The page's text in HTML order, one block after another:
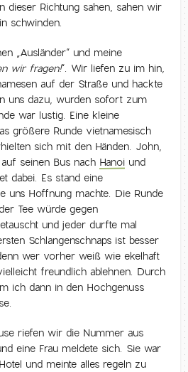
dieser Richtung sahen, sahen wir
schwinden.
„Ausländer“ und meine
wir fragen!“. Wir liefen zu im hin,
auf der Straße und hackte
uns dazu, wurden sofort zum
war lustig. Eine kleine
größere Runde vietnamesisch
sich mit den Händen. John,
seinen Bus nach Hanoi und
dabei. Es stand eine
uns Hoffnung machte. Die Runde
Tee würde gegen
und jeder durfte mal
Schlangenschnaps ist besser
wer vorher weiß wie ekelhaft
freundlich ablehnen. Durch
ich dann in den Hochgenuss
riefen wir die Nummer aus
eine Frau meldete sich. Sie war
und meinte alles regeln zu